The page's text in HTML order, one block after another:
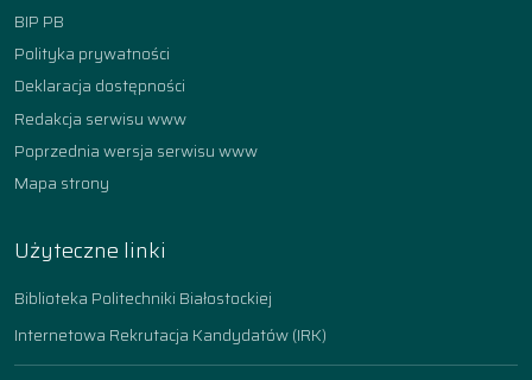
BIP PB
Polityka prywatności
Deklaracja dostępności
Redakcja serwisu www
Poprzednia wersja serwisu www
Mapa strony
Użyteczne linki
Biblioteka Politechniki Białostockiej
Internetowa Rekrutacja Kandydatów (IRK)